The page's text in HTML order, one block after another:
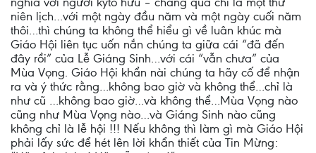
niên lịch…với một ngày đầu năm và một ngày cuối năm
thôi…thì chúng ta không thể hiểu gì về luân khúc mà
Giáo Hội liên tục uốn nắn chúng ta giữa cái “đã đến
đây rồi” của Lễ Giáng Sinh…với cái “vẫn chưa” của
Mùa Vọng. Giáo Hội khẩn nài chúng ta hãy cố để nhận
ra và ý thức rằng…không bao giờ và không thể…chỉ là
như cũ …không bao giờ…và không thể…Mùa Vọng nào
cũng như Mùa Vọng nào…và Giáng Sinh nào cũng
không chỉ là lễ hội !!! Nếu không thì làm gì mà Giáo Hội
phải lấy sức để hét lên lời khẩn thiết của Tin Mừng: